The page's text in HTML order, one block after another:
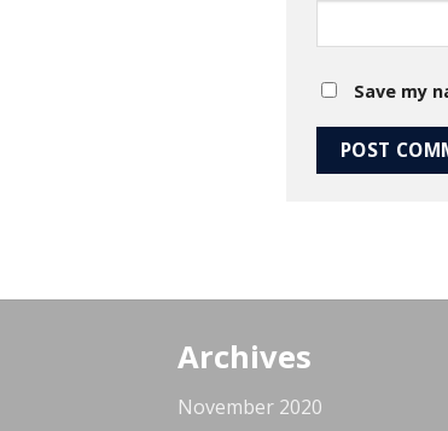
Save my
Archives
November 2020